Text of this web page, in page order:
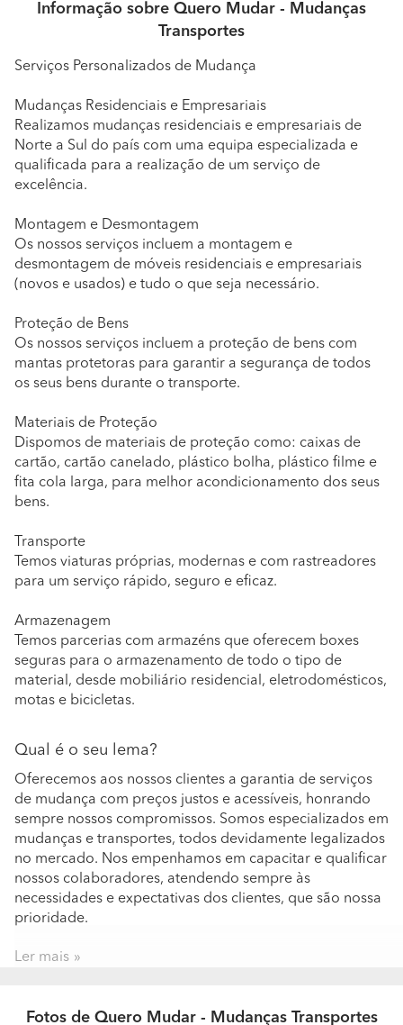
Informação sobre Quero Mudar - Mudanças
Transportes
Serviços Personalizados de Mudança
Mudanças Residenciais e Empresariais
Realizamos mudanças residenciais e empresariais de
Norte a Sul do país com uma equipa especializada e
qualificada para a realização de um serviço de
excelência.
Montagem e Desmontagem
Os nossos serviços incluem a montagem e
desmontagem de móveis residenciais e empresariais
(novos e usados) e tudo o que seja necessário.
Proteção de Bens
Os nossos serviços incluem a proteção de bens com
mantas protetoras para garantir a segurança de todos
os seus bens durante o transporte.
Materiais de Proteção
Dispomos de materiais de proteção como: caixas de
cartão, cartão canelado, plástico bolha, plástico filme e
fita cola larga, para melhor acondicionamento dos seus
bens.
Transporte
Temos viaturas próprias, modernas e com rastreadores
para um serviço rápido, seguro e eficaz.
Armazenagem
Temos parcerias com armazéns que oferecem boxes
seguras para o armazenamento de todo o tipo de
material, desde mobiliário residencial, eletrodomésticos,
motas e bicicletas.
Qual é o seu lema?
Oferecemos aos nossos clientes a garantia de serviços
de mudança com preços justos e acessíveis, honrando
sempre nossos compromissos. Somos especializados em
mudanças e transportes, todos devidamente legalizados
no mercado. Nos empenhamos em capacitar e qualificar
nossos colaboradores, atendendo sempre às
necessidades e expectativas dos clientes, que são nossa
prioridade.
Conte-nos a sua história e como começou o seu
A Quero Mudar, empresa de mudanças e transportes, é
Ler mais
Fotos de Quero Mudar - Mudanças Transportes